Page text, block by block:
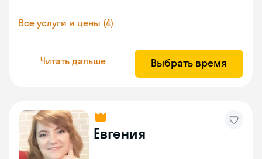
Все услуги и цены (4)
Читать дальше Выбрать время
Евгения